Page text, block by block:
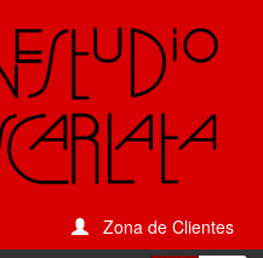
Zona de Clientes